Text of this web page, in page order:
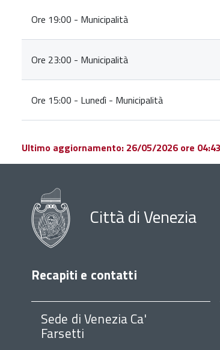
Ore 19:00 - Municipalità
Ore 23:00 - Municipalità
Ore 15:00 - Lunedì - Municipalità
Ultimo aggiornamento: 26/05/2026 ore
Città di Venezia
Recapiti e contatti
Sede di Venezia Ca'
Farsetti